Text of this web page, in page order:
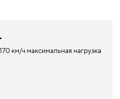
км/ч максимальная нагрузка